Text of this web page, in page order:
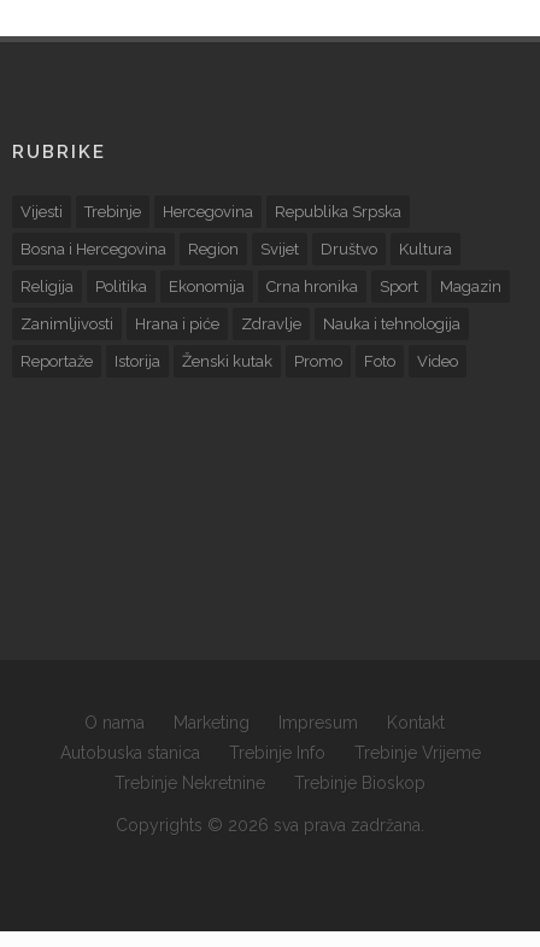
×
RUBRIKE
Vijesti Trebinje Hercegovina Republika Srpska
Bosna i Hercegovina Region Svijet Društvo Kultura
Religija Politika Ekonomija Crna hronika Sport Magazin
Zanimljivosti Hrana i piće Zdravlje Nauka i tehnologija
Reportaže Istorija Ženski kutak Promo Foto Video
O nama Marketing Impresum
Kontakt
Autobuska stanica
Trebinje Info
Trebinje Vrijeme
Trebinje Nekretnine
Trebinje Bioskop
Copyrights © 2026 sva prava zadržana.